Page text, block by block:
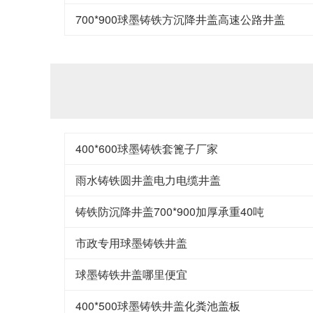
700*900球墨铸铁方沉降井盖高速公路井盖
400*600球墨铸铁套篦子厂家
雨水铸铁圆井盖电力电缆井盖
铸铁防沉降井盖700*900加厚承重40吨
市政专用球墨铸铁井盖
球墨铸铁井盖哪里便宜
400*500球墨铸铁井盖化粪池盖板